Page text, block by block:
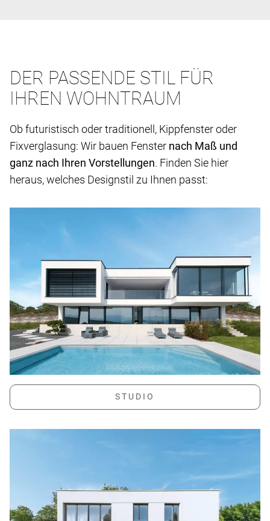
DER PASSENDE STIL FÜR
IHREN WOHNTRAUM
Ob futuristisch oder traditionell, Kippfenster oder
Fixverglasung: Wir bauen Fenster nach Maß und
ganz nach Ihren Vorstellungen. Finden Sie hier
heraus, welches Designstil zu Ihnen passt: